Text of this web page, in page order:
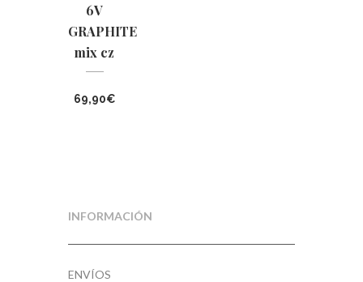
6V
GRAPHITE
mix cz
69,90€
INFORMACIÓN
ENVÍOS